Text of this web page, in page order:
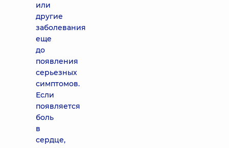
или
другие
заболевания
еще
до
появления
серьезных
симптомов.
Если
появляется
боль
в
сердце,